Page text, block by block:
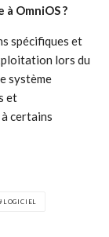
OmniOS ?
spécifiques et
lors du
système
et
certains
LOGICIEL